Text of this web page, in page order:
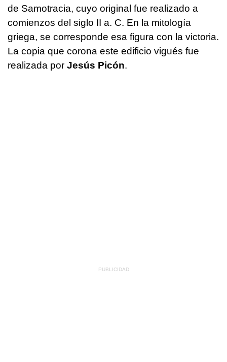
de Samotracia, cuyo original fue realizado a
comienzos del siglo II a. C. En la mitología
griega, se corresponde esa figura con la victoria.
La copia que corona este edificio vigués fue
realizada por Jesús Picón.